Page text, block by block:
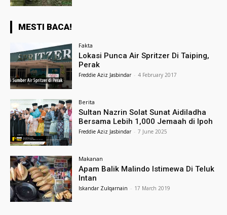
MESTI BACA!
Fakta
Lokasi Punca Air Spritzer Di Taiping,
Perak
Freddie Aziz Jasbindar - 4 February 2017
Berita
Sultan Nazrin Solat Sunat Aidiladha
Bersama Lebih 1,000 Jemaah di Ipoh
Freddie Aziz Jasbindar - 7 June 2025
Makanan
Apam Balik Malindo Istimewa Di Teluk
Intan
Iskandar Zulqarnain - 17 March 2019